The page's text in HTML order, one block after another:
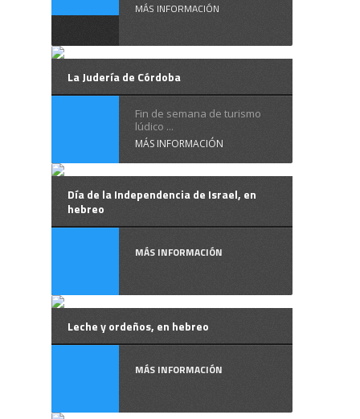
MÁS INFORMACIÓN
La Judería de Córdoba
Fin de semana de turismo
lúdico ...
MÁS INFORMACIÓN
Día de la Independencia de Israel, en
hebreo
MÁS INFORMACIÓN
Leche y ordeños, en hebreo
MÁS INFORMACIÓN